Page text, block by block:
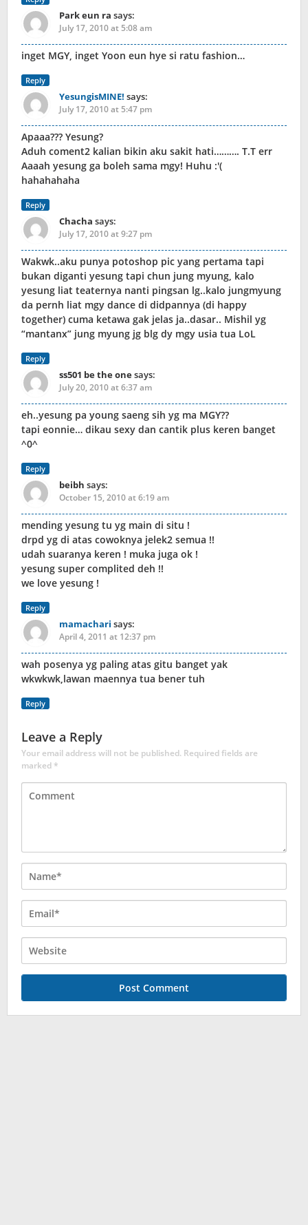
Park eun ra says:
July 17, 2010 at 5:08 am
inget MGY, inget Yoon eun hye si ratu fashion…
Reply
YesungisMINE! says:
July 17, 2010 at 5:47 pm
Apaaa??? Yesung?
Aduh coment2 kalian bikin aku sakit hati………. T.T err
Aaaah yesung ga boleh sama mgy! Huhu :'(
hahahahaha
Reply
Chacha says:
July 17, 2010 at 9:27 pm
Wakwk..aku punya potoshop pic yang pertama tapi
bukan diganti yesung tapi chun jung myung, kalo
yesung liat teaternya nanti pingsan lg..kalo jungmyung
da pernh liat mgy dance di didpannya (di happy
together) cuma ketawa gak jelas ja..dasar.. Mishil yg
“mantanx” jung myung jg blg dy mgy usia tua LoL
Reply
ss501 be the onesays:
July 20, 2010 at 6:37 am
eh..yesung pa young saeng sih yg ma MGY??
tapi eonnie… dikau sexy dan cantik plus keren banget
^0^
Reply
beibh says:
October 15, 2010 at 6:19 am
mending yesung tu yg main di situ !
drpd yg di atas cowoknya jelek2 semua !!
udah suaranya keren ! muka juga ok !
yesung super complited deh !!
we love yesung !
Reply
mamachari says:
April 4, 2011 at 12:37 pm
wah posenya yg paling atas gitu banget yak
wkwkwk,lawan maennya tua bener tuh
Reply
Leave a Reply
Your email address will not be published. Required fields are
marked*